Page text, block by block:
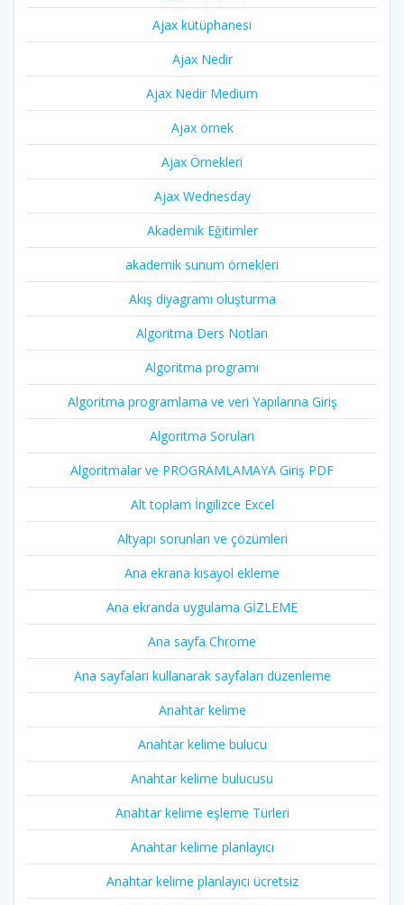
Ajax kütüphanesi
Ajax Nedir
Ajax Nedir Medium
Ajax örnek
Ajax Örnekleri
Ajax Wednesday
Akademik Eğitimler
akademik sunum örnekleri
Akış diyagramı oluşturma
Algoritma Ders Notları
Algoritma programı
Algoritma programlama ve veri Yapılarına Giriş
Algoritma Soruları
Algoritmalar ve PROGRAMLAMAYA Giriş PDF
Alt toplam İngilizce Excel
Altyapı sorunları ve çözümleri
Ana ekrana kısayol ekleme
Ana ekranda uygulama GİZLEME
Ana sayfa Chrome
Ana sayfaları kullanarak sayfaları düzenleme
Anahtar kelime
Anahtar kelime bulucu
Anahtar kelime bulucusu
Anahtar kelime eşleme Türleri
Anahtar kelime planlayıcı
Anahtar kelime planlayıcı ücretsiz